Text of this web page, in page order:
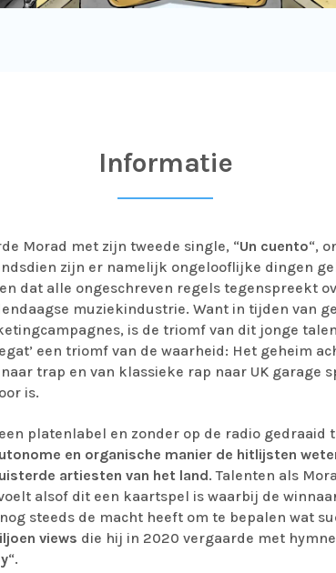
Informatie
Morad met zijn tweede single, “Un cuento“,
zijn er namelijk ongelooflijke dingen
dat alle ongeschreven regels tegenspreekt
muziekindustrie. Want in tijden van
is de triomf van dit jonge
een triomf van de waarheid: Het geheim
trap en van klassieke rap naar UK garage
is.
platenlabel en zonder op de radio gedraaid
en organische manier de hitlijsten
artiesten van het land. Talenten als
alsof dit een kaartspel is waarbij de
steeds de macht heeft om te bepalen wat
views die hij in 2020 vergaarde met
“.